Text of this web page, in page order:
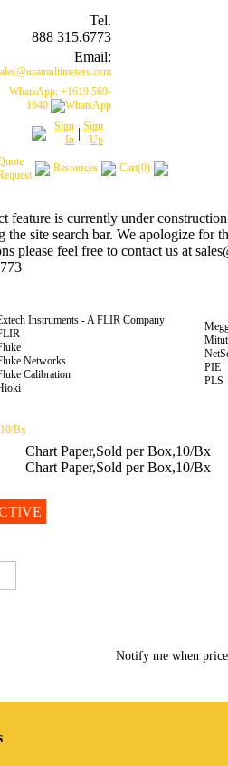
Tel.
888 315.6773
Email:
WhatsApp: +1619 569-
1640
Sign
In | Sign
Up
Resources Cart(0)
feature is currently under
the site search bar. We apologize for
please feel free to contact us at
Instruments - A FLIR Company
Networks
Calibration
PIE
PLS
Bx
Chart Paper,Sold per Box,10/Bx
Chart Paper,Sold per Box,10/Bx
Notify me when